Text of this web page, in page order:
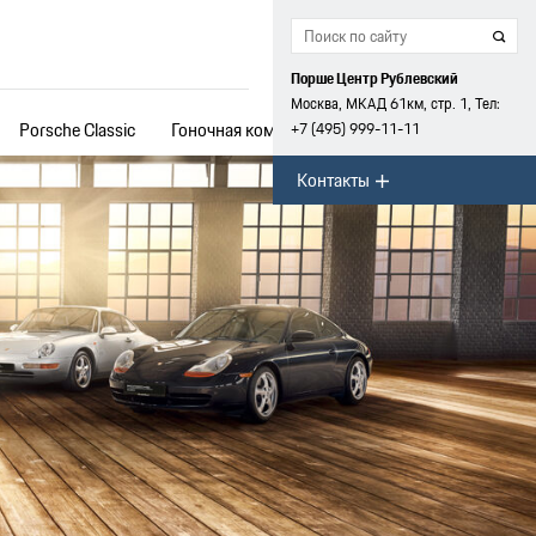
Porsche Classic Гоночная команда
Порше Центр Рублевский
Москва, МКАД 61км, стр. 1, Тел:
+7 (495) 999-11-11
Контакты